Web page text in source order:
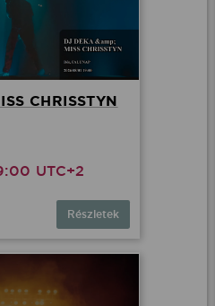
CHRISSTYN
UTC+2
Részletek